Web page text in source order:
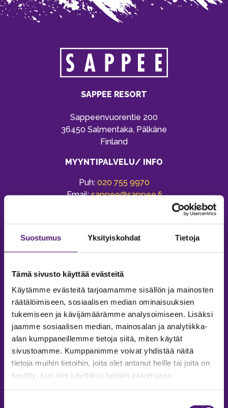
Suostumus Yksityiskohdat Tietoja
Tämä sivusto käyttää evästeitä
Käytämme evästeitä tarjoamamme sisällön ja mainosten
räätälöimiseen, sosiaalisen median ominaisuuksien
tukemiseen ja kävijämäärämme analysoimiseen. Lisäksi
jaamme sosiaalisen median, mainosalan ja analytiikka-
alan kumppaneillemme tietoja siitä, miten käytät
sivustoamme. Kumppanimme voivat yhdistää näitä
tietoja muihin tietoihin, joita olet antanut heille tai joita on
kerätty, kun olet käyttänyt heidän palvelujaan.
SAPPEE RESORT
Sappeenvuorentie 200
36450 Salmentaka, Pälkäne
Finland
MYYNTIPALVELU/ INFO
Puh: 020 755 9970
Email:sappee@sappee.fi
MAJOITUS
Tiedustelut & Varaukset